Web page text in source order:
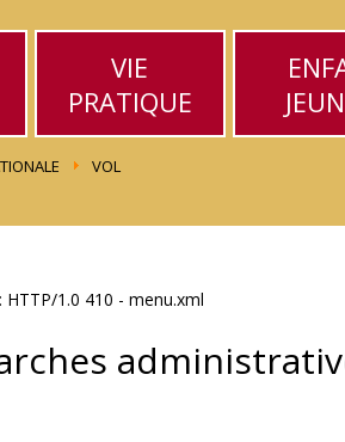
VIE
PRATIQUE
VOL
1.0 410 - menu.xml